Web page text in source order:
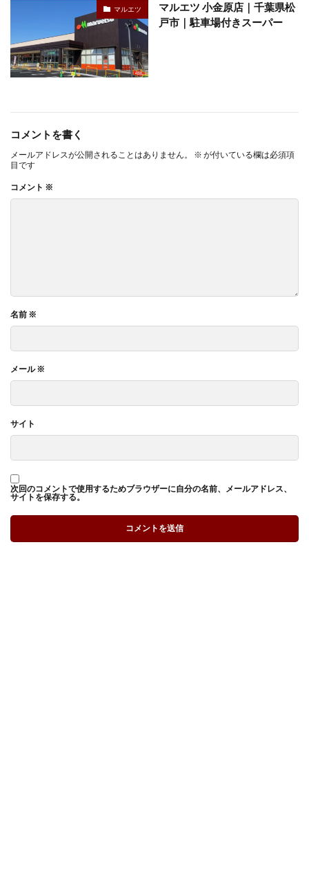
マルエツ
マルエツ 小金原店｜千葉県松
戸市｜駐車場付きスーパー
コメントを書く
メールアドレスが公開されることはありません。 ※ が付いている欄は必須項
目です
コメント ※
名前 ※
メール※
サイト
次回のコメントで使用するためブラウザーに自分の名前、メールアドレス、
サイトを保存する。